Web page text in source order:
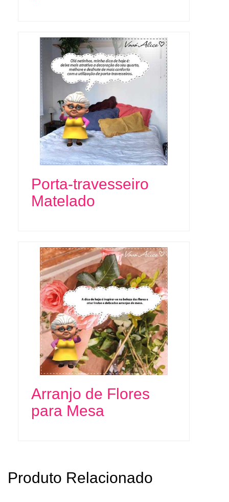
Porta-travesseiro
Matelado
Arranjo de Flores
para Mesa
Produto Relacionado